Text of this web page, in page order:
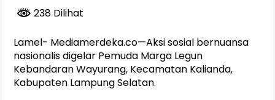
238 Dilihat
Lamel- Mediamerdeka.co—Aksi sosial bernuansa
nasionalis digelar Pemuda Marga Legun
Kebandaran Wayurang, Kecamatan Kalianda,
Kabupaten Lampung Selatan.